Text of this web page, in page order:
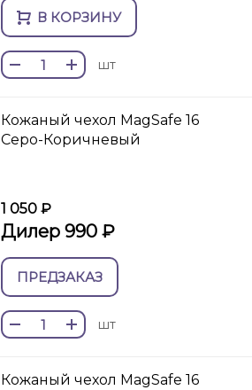
В КОРЗИНУ
шт
Кожаный чехол MagSafe 16
Серо-Коричневый
1 050 ₽
Дилер 990 ₽
ПРЕДЗАКАЗ
шт
Кожаный чехол MagSafe 16